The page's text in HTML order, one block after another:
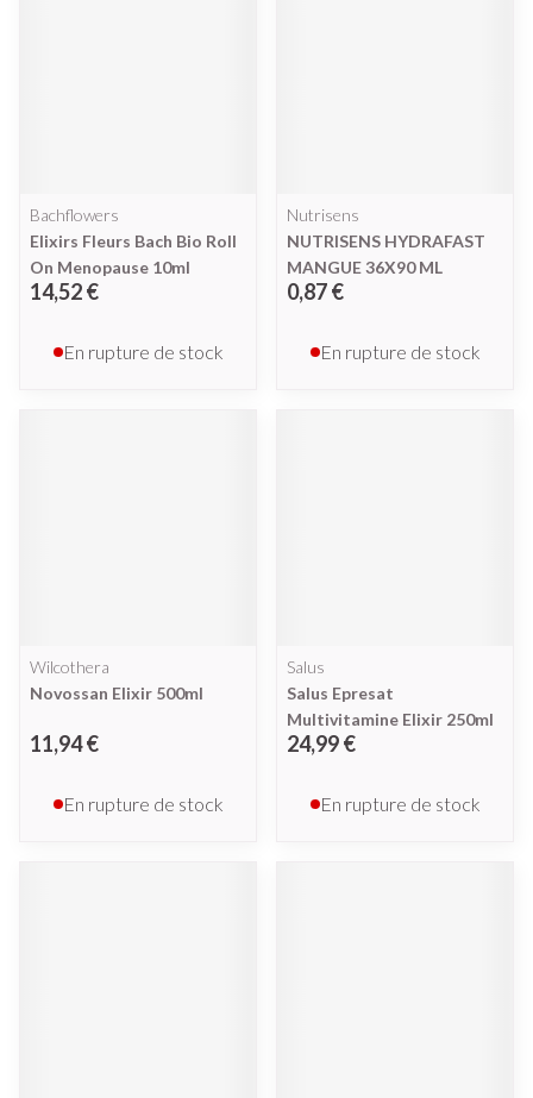
Bachflowers
Elixirs Fleurs Bach Bio Roll
On Menopause 10ml
14,52 €
En rupture de stock
Nutrisens
NUTRISENS HYDRAFAST
MANGUE 36X90 ML
0,87 €
En rupture de stock
Wilcothera
Novossan Elixir 500ml
11,94 €
En rupture de stock
Salus
Salus Epresat
Multivitamine Elixir 250ml
24,99 €
En rupture de stock